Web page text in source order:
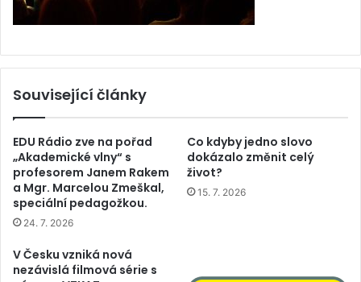
Související články
EDU Rádio zve na pořad
„Akademické vlny“ s
profesorem Janem Rakem
a Mgr. Marcelou Zmeškal,
speciální pedagožkou.
24. 7. 2026
Co kdyby jedno slovo
dokázalo změnit celý
život?
15. 7. 2026
V Česku vzniká nová
nezávislá filmová série s